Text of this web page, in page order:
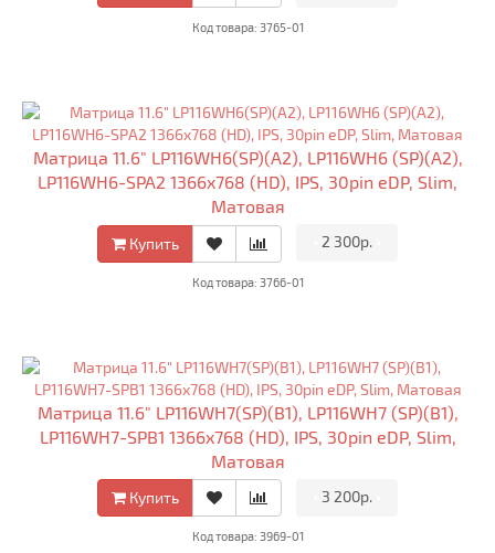
Код товара: 3765-01
Матрица 11.6" LP116WH6(SP)(A2), LP116WH6 (SP)(A2),
LP116WH6-SPA2 1366x768 (HD), IPS, 30pin eDP, Slim,
Матовая
Купить 2 300р.
Код товара: 3766-01
Матрица 11.6" LP116WH7(SP)(B1), LP116WH7 (SP)(B1),
LP116WH7-SPB1 1366x768 (HD), IPS, 30pin eDP, Slim,
Матовая
Купить 3 200р.
Код товара: 3969-01